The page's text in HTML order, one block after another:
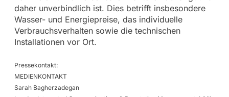
daher unverbindlich ist. Dies betrifft insbesondere
Wasser- und Energiepreise, das individuelle
Verbrauchsverhalten sowie die technischen
Installationen vor Ort.
Pressekontakt:
MEDIENKONTAKT
Sarah Bagherzadegan